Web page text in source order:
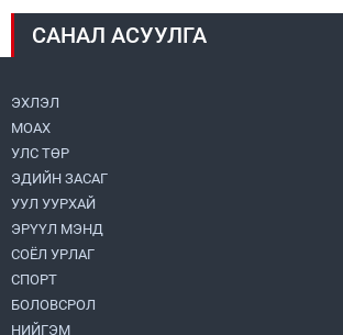
Авто зам шинээр барина
САНАЛ АСУУЛГА
ЭХЛЭЛ
МОАХ
УЛС ТӨР
ЭДИЙН ЗАСАГ
УУЛ УУРХАЙ
ЭРҮҮЛ МЭНД
СОЁЛ УРЛАГ
СПОРТ
БОЛОВСРОЛ
НИЙГЭМ